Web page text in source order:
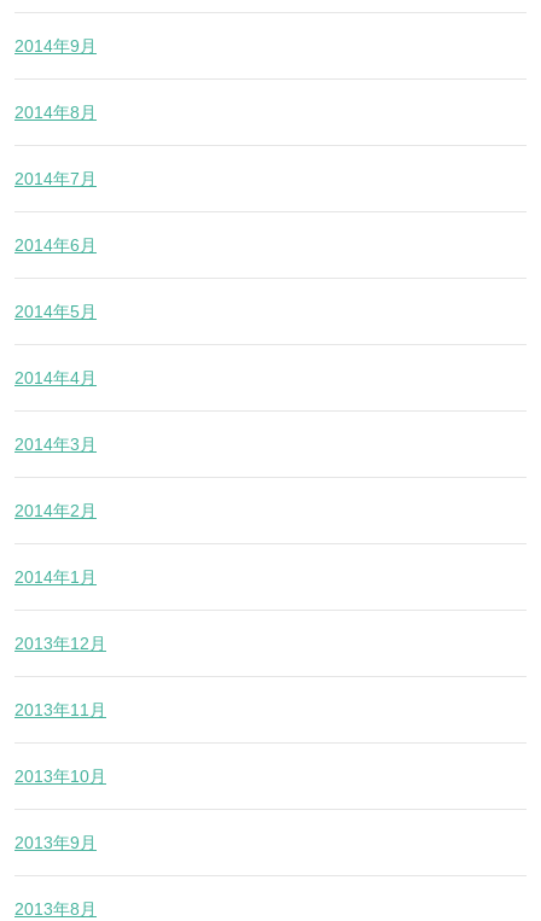
2014年9月
2014年8月
2014年7月
2014年6月
2014年5月
2014年4月
2014年3月
2014年2月
2014年1月
2013年12月
2013年11月
2013年10月
2013年9月
2013年8月